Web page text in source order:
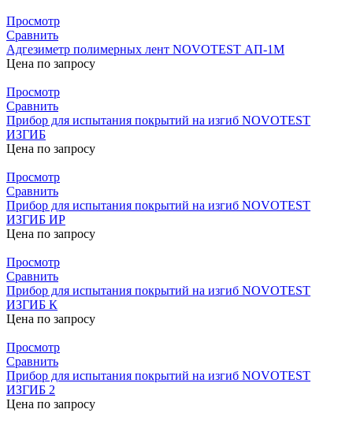
Просмотр
Сравнить
Адгезиметр полимерных лент NOVOTEST АП-1М
Цена по запросу
Просмотр
Сравнить
Прибор для испытания покрытий на изгиб NOVOTEST
ИЗГИБ
Цена по запросу
Просмотр
Сравнить
Прибор для испытания покрытий на изгиб NOVOTEST
ИЗГИБ ИР
Цена по запросу
Просмотр
Сравнить
Прибор для испытания покрытий на изгиб NOVOTEST
ИЗГИБ К
Цена по запросу
Просмотр
Сравнить
Прибор для испытания покрытий на изгиб NOVOTEST
ИЗГИБ 2
Цена по запросу